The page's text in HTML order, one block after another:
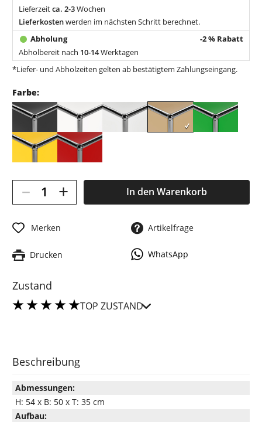
Lieferzeitca. 2-3Wochen
Lieferkostenwerden im nächsten Schritt berechnet.
-2 % Rabatt
Abholbereit nach 10-14Werktagen
*Liefer- und Abholzeiten gelten ab bestätigtem Zahlungseingang.
Farbe:
– + In den Warenkorb
Merken Artikelfrage
Drucken WhatsApp
Zustand
TOP ZUSTAND
Beschreibung
Abmessungen:
H: 54 x B: 50 x T: 35 cm
Aufbau: